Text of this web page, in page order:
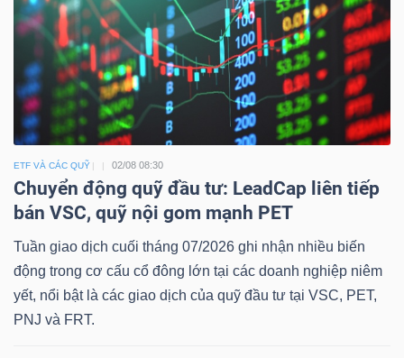
ETF VÀ CÁC QUỸ 02/08 08:30
Chuyển động quỹ đầu tư: LeadCap liên tiếp
bán VSC, quỹ nội gom mạnh PET
Tuần giao dịch cuối tháng 07/2026 ghi nhận nhiều biến
động trong cơ cấu cổ đông lớn tại các doanh nghiệp niêm
yết, nổi bật là các giao dịch của quỹ đầu tư tại VSC, PET,
PNJ và FRT.